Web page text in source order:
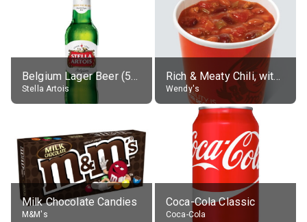
Belgium Lager Beer (5% alc.)
Stella Artois
Rich & Meaty Chili, without toppings, large
Wendy's
Milk Chocolate Candies
M&M's
Coca-Cola Classic
Coca-Cola